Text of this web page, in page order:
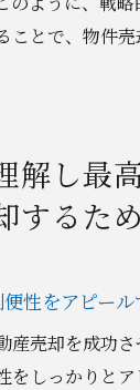
ことで、物件
解し最
するた
性をアピール
産売却を成功
をしっかりと